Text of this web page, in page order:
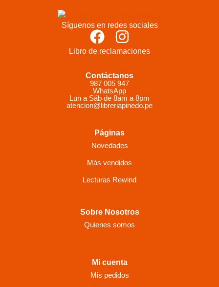
Síguenos en redes sociales
Libro de reclamaciones
Contáctanos
987 005 947
WhatsApp
Lun a Sáb de 8am a 8pm
atencion@libreriapinedo.pe
Páginas
Novedades
Más vendidos
Lecturas Rewind
Sobre Nosotros
Quienes somos
Mi cuenta
Mis pedidos